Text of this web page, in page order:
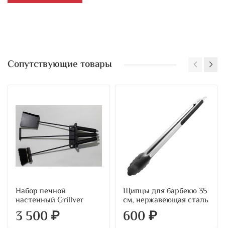
Сопутствующие товары
Набор печной
настенный Grillver
3 500 ₽
Щипцы для барбекю 35
см, нержавеющая сталь
600 ₽